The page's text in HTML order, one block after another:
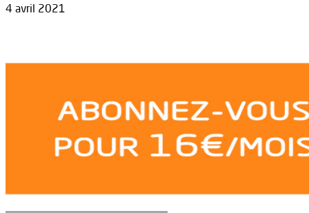
4 avril 2021